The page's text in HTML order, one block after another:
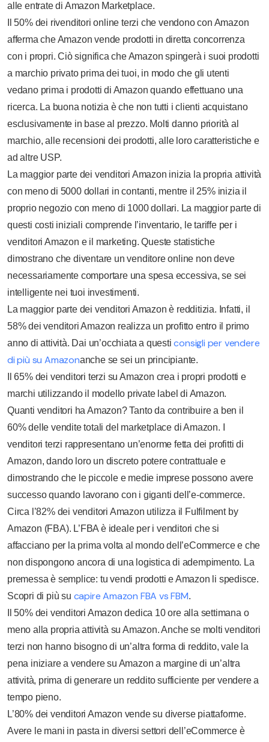
alle entrate di Amazon Marketplace.
Il 50% dei rivenditori online terzi che vendono con Amazon
afferma che Amazon vende prodotti in diretta concorrenza
con i propri. Ciò significa che Amazon spingerà i suoi prodotti
a marchio privato prima dei tuoi, in modo che gli utenti
vedano prima i prodotti di Amazon quando effettuano una
ricerca. La buona notizia è che non tutti i clienti acquistano
esclusivamente in base al prezzo. Molti danno priorità al
marchio, alle recensioni dei prodotti, alle loro caratteristiche e
ad altre USP.
La maggior parte dei venditori Amazon inizia la propria attività
con meno di 5000 dollari in contanti, mentre il 25% inizia il
proprio negozio con meno di 1000 dollari. La maggior parte di
questi costi iniziali comprende l’inventario, le tariffe per i
venditori Amazon e il marketing. Queste statistiche
dimostrano che diventare un venditore online non deve
necessariamente comportare una spesa eccessiva, se sei
intelligente nei tuoi investimenti.
La maggior parte dei venditori Amazon è redditizia. Infatti, il
58% dei venditori Amazon realizza un profitto entro il primo
anno di attività. Dai un’occhiata a questi consigli per vendere
di più su Amazonanche se sei un principiante.
Il 65% dei venditori terzi su Amazon crea i propri prodotti e
marchi utilizzando il modello private label di Amazon.
Quanti venditori ha Amazon? Tanto da contribuire a ben il
60% delle vendite totali del marketplace di Amazon. I
venditori terzi rappresentano un’enorme fetta dei profitti di
Amazon, dando loro un discreto potere contrattuale e
dimostrando che le piccole e medie imprese possono avere
successo quando lavorano con i giganti dell’e-commerce.
Circa l’82% dei venditori Amazon utilizza il Fulfilment by
Amazon (FBA). L’FBA è ideale per i venditori che si
affacciano per la prima volta al mondo dell’eCommerce e che
non dispongono ancora di una logistica di adempimento. La
premessa è semplice: tu vendi prodotti e Amazon li spedisce.
Scopri di più su capire Amazon FBA vs FBM.
Il 50% dei venditori Amazon dedica 10 ore alla settimana o
meno alla propria attività su Amazon. Anche se molti venditori
terzi non hanno bisogno di un’altra forma di reddito, vale la
pena iniziare a vendere su Amazon a margine di un’altra
attività, prima di generare un reddito sufficiente per vendere a
tempo pieno.
L’80% dei venditori Amazon vende su diverse piattaforme.
Avere le mani in pasta in diversi settori dell’eCommerce è